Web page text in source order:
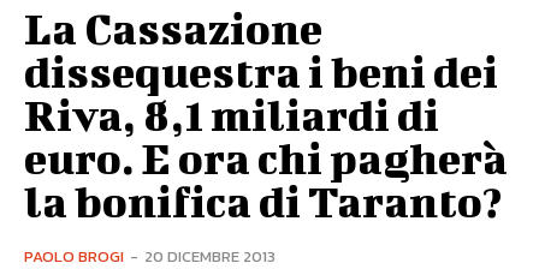
La Cassazione
dissequestra i beni dei
Riva, 8,1 miliardi di
euro. E ora chi pagherà
la bonifica di Taranto?
PAOLO BROGI - 20 DICEMBRE 2013